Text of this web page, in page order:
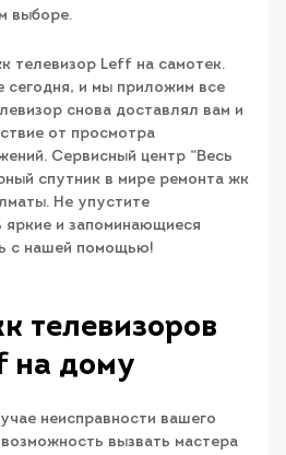
выборе.
телевизор Leff на самотек.
сегодня, и мы приложим все
снова доставлял вам и
от просмотра
Сервисный центр “Весь
спутник в мире ремонта жк
Не упустите
яркие и запоминающиеся
с нашей помощью!
телевизоров
на дому
неисправности вашего
вызвать мастера